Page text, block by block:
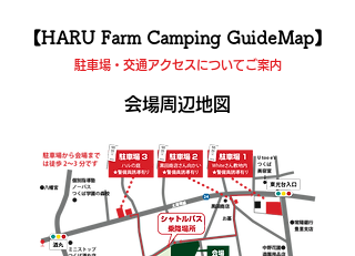
​【HARU Farm Camping GuideMap】
駐車場・交通アクセスについてご案内
​会場周辺地図